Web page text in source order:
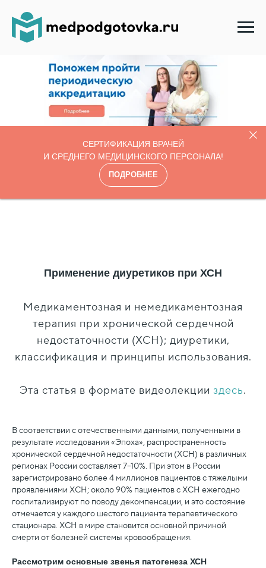
СЕРТИФИКАЦИЯ ВРАЧЕЙ
И СРЕДНЕГО МЕДИЦИНСКОГО ПЕРСОНАЛА!
ПОДРОБНЕЕ
Применение диуретиков при ХСН
Медикаментозная и немедикаментозная
терапия при хронической сердечной
недостаточности (ХСН); диуретики,
классификация и принципы использования.
Эта статья в формате видеолекции здесь.
В соответствии с отечественными данными, полученными в
результате исследования «Эпоха», распространенность
хронической сердечной недостаточности (ХСН) в различных
регионах России составляет 7–10%. При этом в России
зарегистрировано более 4 миллионов пациентов с тяжелыми
проявлениями ХСН; около 90% пациентов с ХСН ежегодно
госпитализируют по поводу декомпенсации, и это состояние
отмечается у каждого шестого пациента терапевтического
стационара. ХСН в мире становится основной причиной
смерти от болезней системы кровообращения.
Рассмотрим основные звенья патогенеза ХСН